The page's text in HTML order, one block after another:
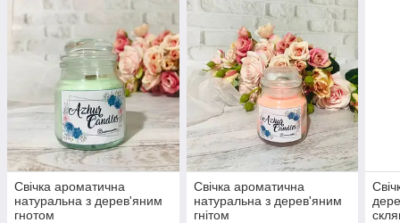
Свічка ароматична
натуральна з дерев'яним
гнотом
Свічка ароматична
натуральна з дерев'яним
гнітом